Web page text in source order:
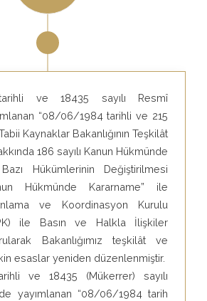
ve 18435 sayılı Resmî
“08/06/1984 tarihli ve 215
Kaynaklar Bakanlığının Teşkilât
186 sayılı Kanun Hükmünde
Hükümlerinin Değiştirilmesi
Hükmünde Kararname” ile
ve Koordinasyon Kurulu
ile Basın ve Halkla İlişkiler
Bakanlığımız teşkilât ve
esaslar yeniden düzenlenmiştir.
ve 18435 (Mükerrer) sayılı
yayımlanan “08/06/1984 tarih